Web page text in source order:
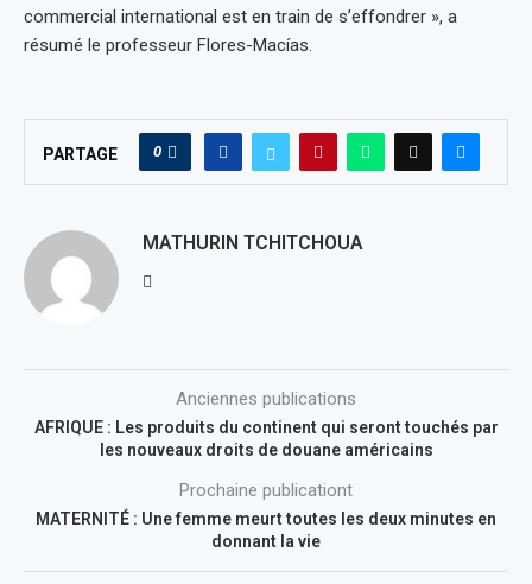
commercial international est en train de s’effondrer », a
résumé le professeur Flores-Macías.
PARTAGE 0
MATHURIN TCHITCHOUA
Anciennes publications
AFRIQUE : Les produits du continent qui seront touchés par
les nouveaux droits de douane américains
Prochaine publicationt
MATERNITÉ : Une femme meurt toutes les deux minutes en
donnant la vie